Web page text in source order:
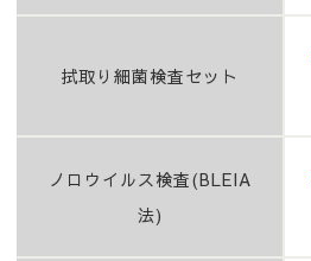
拭取り細菌検査セット
ノロウイルス検査(BLEIA
法)